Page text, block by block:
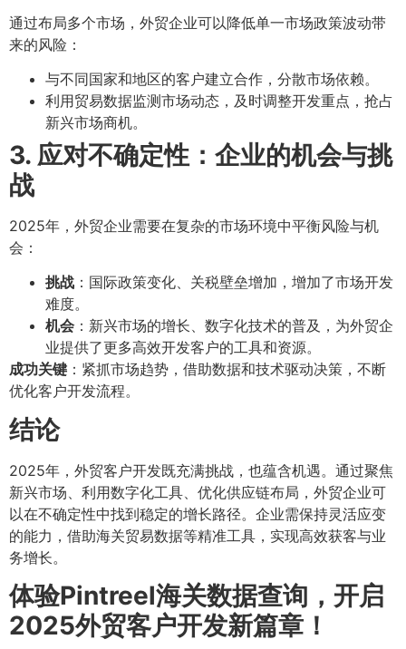
通过布局多个市场，外贸企业可以降低单一市场政策波动带
来的风险：
与不同国家和地区的客户建立合作，分散市场依赖。
利用贸易数据监测市场动态，及时调整开发重点，抢占
新兴市场商机。
3. 应对不确定性：企业的机会与挑
战
2025年，外贸企业需要在复杂的市场环境中平衡风险与机
会：
挑战 ：国际政策变化、关税壁垒增加，增加了市场开发
难度。
机会 ：新兴市场的增长、数字化技术的普及，为外贸企
业提供了更多高效开发客户的工具和资源。
成功关键 ：紧抓市场趋势，借助数据和技术驱动决策，不断
优化客户开发流程。
结论
2025年，外贸客户开发既充满挑战，也蕴含机遇。通过聚焦
新兴市场、利用数字化工具、优化供应链布局，外贸企业可
以在不确定性中找到稳定的增长路径。企业需保持灵活应变
的能力，借助海关贸易数据等精准工具，实现高效获客与业
务增长。
体验Pintreel海关数据查询，开启
2025外贸客户开发新篇章！